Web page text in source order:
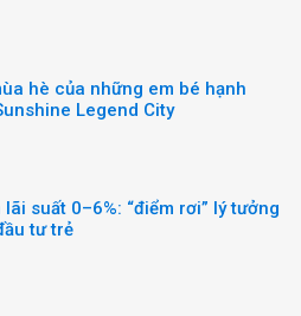
hè của những em bé hạnh
Legend City
lãi suất 0–6%: “điểm rơi” lý tưởng
tư trẻ